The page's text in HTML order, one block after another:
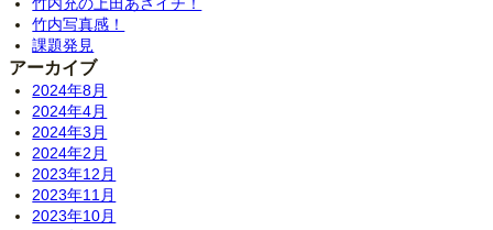
竹内写真感！
課題発見
アーカイブ
2024年8月
2024年4月
2024年3月
2024年2月
2023年12月
2023年11月
2023年10月